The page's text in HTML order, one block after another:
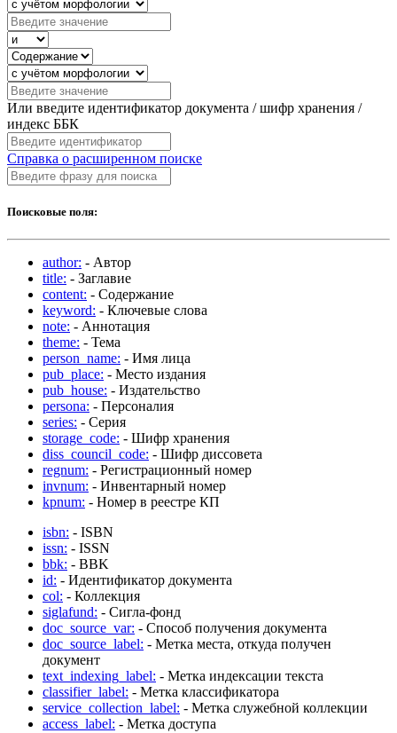
Или введите идентификатор документа / шифр хранения /
индекс ББК
Справка о расширенном поиске
Поисковые поля:
author: - Автор
title: - Заглавие
content: - Содержание
keyword: - Ключевые слова
note: - Аннотация
theme: - Тема
person_name: - Имя лица
pub_place: - Место издания
pub_house: - Издательство
persona: - Персоналия
series: - Серия
storage_code: - Шифр хранения
diss_council_code: - Шифр диссовета
regnum: - Регистрационный номер
invnum: - Инвентарный номер
kpnum: - Номер в реестре КП
isbn: - ISBN
issn: - ISSN
bbk: - BBK
id: - Идентификатор документа
col: - Коллекция
siglafund: - Сигла-фонд
doc_source_var: - Способ получения документа
doc_source_label: - Метка места, откуда получен
документ
text_indexing_label: - Метка индексации текста
classifier_label: - Метка классификатора
service_collection_label: - Метка служебной коллекции
access_label: - Метка доступа